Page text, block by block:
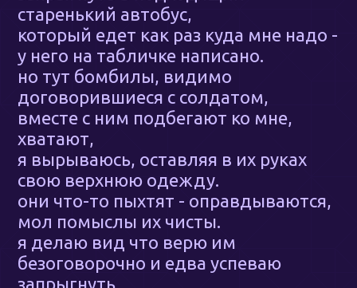
старенький автобус,
который едет как раз куда мне надо -
у него на табличке написано.
но тут бомбилы, видимо
договорившиеся с солдатом,
вместе с ним подбегают ко мне,
хватают,
я вырываюсь, оставляя в их руках
свою верхнюю одежду.
они что-то пыхтят - оправдываются,
мол помыслы их чисты.
я делаю вид что верю им
безоговорочно и едва успеваю
запрыгнуть